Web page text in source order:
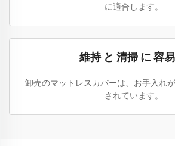
に適合します。
維持 と 清掃 に 容
卸売のマットレスカバーは、お手入れ
されています。